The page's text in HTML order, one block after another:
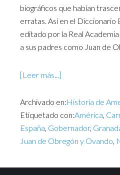
biográficos que habían
erratas. Así en el Diccionario
editado por la Real
a sus padres como Juan de
[Leer más...]
Archivado en:Historia de
Etiquetado con:América,
España, Gobernador,
Juan de Obregón y Ovando,